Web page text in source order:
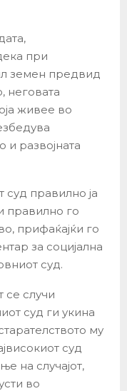
при
земен предвид
неговата
живее во
и развојната
правилно ја
правилно го
прифаќајќи го
за социјална
суд.
се случи
суд ги укина
му
суд
на случајот,
во